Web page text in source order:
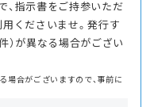
、指示書をご持参いただ
くださいませ。発行す
）が異なる場合がござい
場合がございますので、事前に